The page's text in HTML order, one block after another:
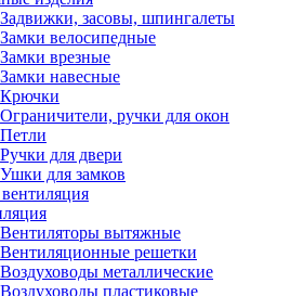
Задвижки, засовы, шпингалеты
Замки велосипедные
Замки врезные
Замки навесные
Крючки
Ограничители, ручки для окон
Петли
Ручки для двери
Ушки для замков
Вентиляторы вытяжные
Вентиляционные решетки
Воздуховоды металлические
Воздуховоды пластиковые